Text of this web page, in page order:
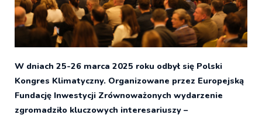
W dniach 25-26 marca 2025 roku odbył się Polski
Kongres Klimatyczny. Organizowane przez Europejską
Fundację Inwestycji Zrównoważonych wydarzenie
zgromadziło kluczowych interesariuszy –